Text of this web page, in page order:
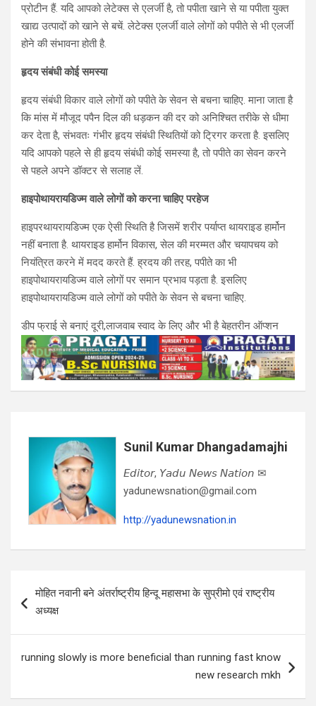
प्रोटीन हैं. यदि आपको लेटेक्स से एलर्जी है, तो पपीता खाने से या पपीता युक्त
खाद्य उत्पादों को खाने से बचें. लेटेक्स एलर्जी वाले लोगों को पपीते से भी एलर्जी
होने की संभावना होती है.
हृदय संबंधी कोई समस्या
हृदय संबंधी विकार वाले लोगों को पपीते के सेवन से बचना चाहिए. माना जाता है
कि मांस में मौजूद पपैन दिल की धड़कन की दर को अनिश्चित तरीके से धीमा
कर देता है, संभवतः गंभीर हृदय संबंधी स्थितियों को ट्रिगर करता है. इसलिए
यदि आपको पहले से ही हृदय संबंधी कोई समस्या है, तो पपीते का सेवन करने
से पहले अपने डॉक्टर से सलाह लें.
हाइपोथायरायडिज्म वाले लोगों को करना चाहिए परहेज
हाइपरथायरायडिज्म एक ऐसी स्थिति है जिसमें शरीर पर्याप्त थायराइड हार्मोन
नहीं बनाता है. थायराइड हार्मोन विकास, सेल की मरम्मत और चयापचय को
नियंत्रित करने में मदद करते हैं. ह्रदय की तरह, पपीते का भी
हाइपोथायरायडिज्म वाले लोगों पर समान प्रभाव पड़ता है. इसलिए
हाइपोथायरायडिज्म वाले लोगों को पपीते के सेवन से बचना चाहिए.
डीप फ्राई से बनाएं दूरी,लाजवाब स्वाद के लिए और भी है बेहतरीन ऑप्शन
Sunil Kumar Dhangadamajhi
𝘌𝘥𝘪𝘵𝘰𝘳, 𝘠𝘢𝘥𝘶 𝘕𝘦𝘸𝘴 𝘕𝘢𝘵𝘪𝘰𝘯 ✉
yadunewsnation@gmail.com
http://yadunewsnation.in
navigation
मोहित नवानी बने अंतर्राष्ट्रीय हिन्दू महासभा के सुप्रीमो एवं राष्ट्रीय
अध्यक्ष
running slowly is more beneficial than running fast know
new research mkh